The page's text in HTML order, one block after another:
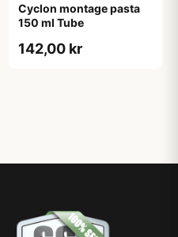
Cyclon montage pasta
150 ml Tube
142,00 kr